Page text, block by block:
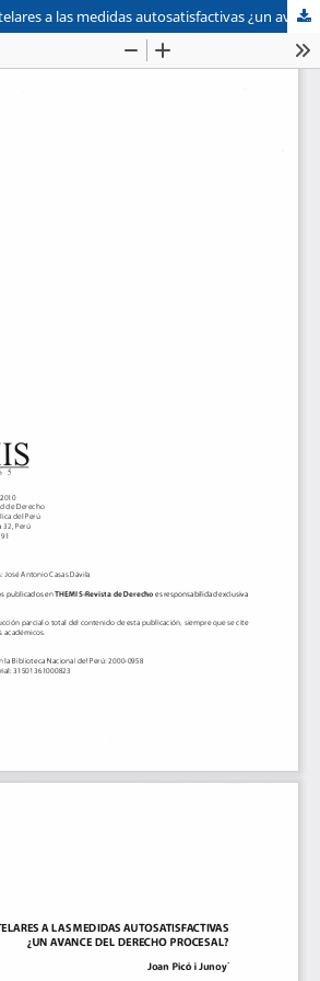
De las medidas cautelares a las medidas autosatisfactivas ¿un avance del derecho procesal?